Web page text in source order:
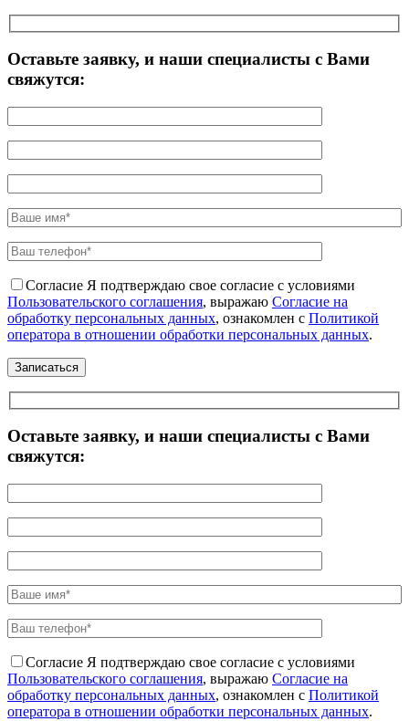
Оставьте заявку, и наши специалисты с Вами
свяжутся:
Согласие Я подтверждаю свое согласие с условиями
Пользовательского соглашения, выражаю Согласие на
обработку персональных данных, ознакомлен с Политикой
оператора в отношении обработки персональных данных.
Оставьте заявку, и наши специалисты с Вами
свяжутся:
Согласие Я подтверждаю свое согласие с условиями
Пользовательского соглашения, выражаю Согласие на
обработку персональных данных, ознакомлен с Политикой
оператора в отношении обработки персональных данных.